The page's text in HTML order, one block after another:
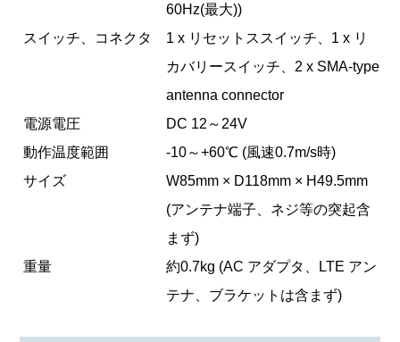
60Hz(最大))
スイッチ、コネクタ
1 x リセットススイッチ、1 x リ
カバリースイッチ、2 x SMA-type
antenna connector
電源電圧
DC 12～24V
動作温度範囲
-10～+60℃ (風速0.7m/s時)
サイズ
W85mm × D118mm × H49.5mm
(アンテナ端子、ネジ等の突起含
まず)
重量
約0.7kg (AC アダプタ、LTE アン
テナ、ブラケットは含まず)